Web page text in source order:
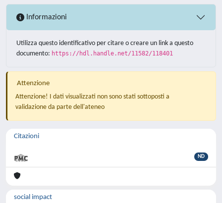
Informazioni
Utilizza questo identificativo per citare o creare un link a questo
documento: https://hdl.handle.net/11582/118401
Attenzione
Attenzione! I dati visualizzati non sono stati sottoposti a
validazione da parte dell'ateneo
Citazioni
ND
social impact